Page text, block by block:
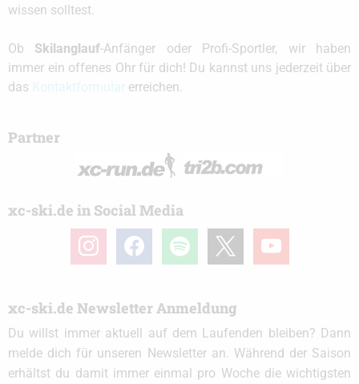
wissen solltest.
Ob Skilanglauf-Anfänger oder Profi-Sportler, wir haben
immer ein offenes Ohr für dich! Du kannst uns jederzeit über
das
erreichen.
Partner
xc-ski.de in Social Media
instagramfacebook spotify youtube
xc-ski.de Newsletter Anmeldung
Du willst immer aktuell auf dem Laufenden bleiben? Dann
melde dich für unseren Newsletter an. Während der Saison
erhältst du damit immer einmal pro Woche die wichtigsten